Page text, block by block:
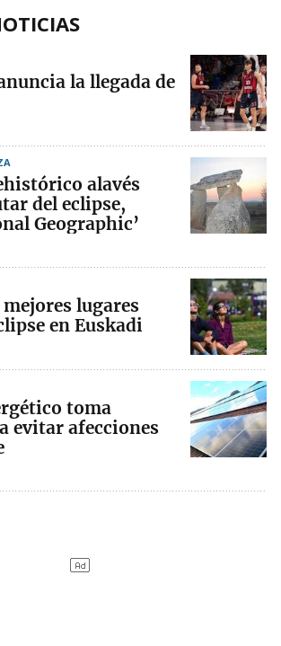
la llegada de
alavés
del eclipse,
Geographic’
lugares
en Euskadi
toma
evitar afecciones